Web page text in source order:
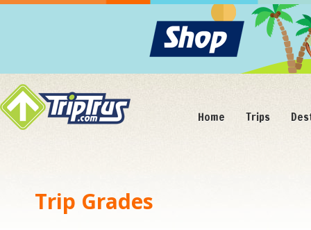
Home Trips
Trip Grades